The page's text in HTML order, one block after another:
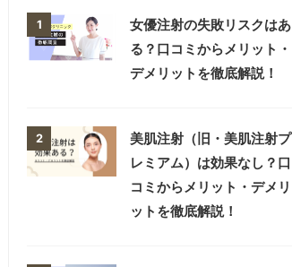
1
女優注射の失敗リスクはあ
る？口コミからメリット・
デメリットを徹底解説！
2
美肌注射（旧・美肌注射プ
レミアム）は効果なし？口
コミからメリット・デメリ
ットを徹底解説！